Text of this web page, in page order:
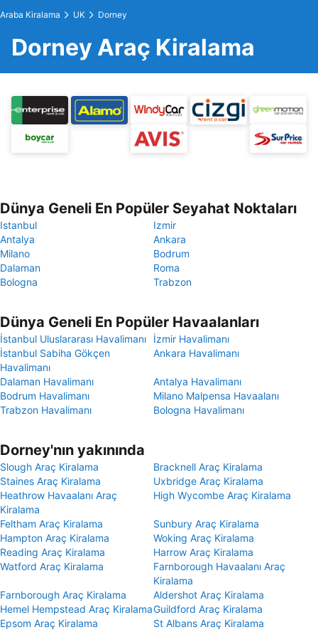
Araba Kiralama UK Dorney
Dorney Araç Kiralama
Dünya Geneli En Popüler Seyahat Noktaları
Istanbul
Izmir
Antalya
Ankara
Milano
Bodrum
Dalaman
Roma
Bologna
Trabzon
Dünya Geneli En Popüler Havaalanları
İstanbul Uluslararası Havalimanı
İzmir Havalimanı
İstanbul Sabiha Gökçen
Havalimanı
Ankara Havalimanı
Dalaman Havalimanı
Antalya Havalimanı
Bodrum Havalimanı
Milano Malpensa Havaalanı
Trabzon Havalimanı
Bologna Havalimanı
Dorney'nın yakınında
Slough Araç Kiralama
Bracknell Araç Kiralama
Staines Araç Kiralama
Uxbridge Araç Kiralama
Heathrow Havaalanı Araç
Kiralama
High Wycombe Araç Kiralama
Feltham Araç Kiralama
Sunbury Araç Kiralama
Hampton Araç Kiralama
Woking Araç Kiralama
Reading Araç Kiralama
Harrow Araç Kiralama
Watford Araç Kiralama
Farnborough Havaalanı Araç
Kiralama
Farnborough Araç Kiralama
Aldershot Araç Kiralama
Hemel Hempstead Araç KiralamaGuildford Araç Kiralama
Epsom Araç Kiralama
St Albans Araç Kiralama